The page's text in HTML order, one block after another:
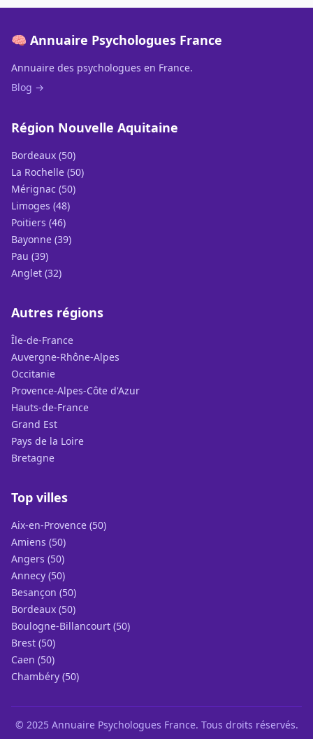
🧠 Annuaire Psychologues France
Annuaire des psychologues en France.
Blog →
Région Nouvelle Aquitaine
Bordeaux (50)
La Rochelle (50)
Mérignac (50)
Limoges (48)
Poitiers (46)
Bayonne (39)
Pau (39)
Anglet (32)
Autres régions
Île-de-France
Auvergne-Rhône-Alpes
Occitanie
Provence-Alpes-Côte d'Azur
Hauts-de-France
Grand Est
Pays de la Loire
Bretagne
Top villes
Aix-en-Provence (50)
Amiens (50)
Angers (50)
Annecy (50)
Besançon (50)
Bordeaux (50)
Boulogne-Billancourt (50)
Brest (50)
Caen (50)
Chambéry (50)
© 2025 Annuaire Psychologues France. Tous droits réservés.